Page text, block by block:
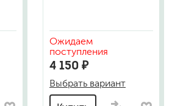
Ожидаем
поступления
4 150 ₽
Выбрать вариант